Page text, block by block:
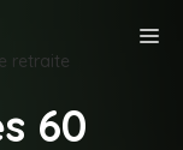
retraite
60